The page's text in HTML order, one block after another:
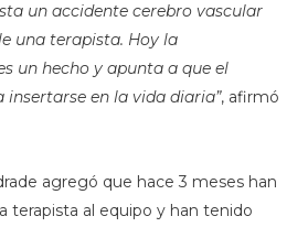
un accidente cerebro vascular
una terapista. Hoy la
un hecho y apunta a que el
insertarse en la vida diaria”, afirmó
agregó que hace 3 meses han
terapista al equipo y han tenido